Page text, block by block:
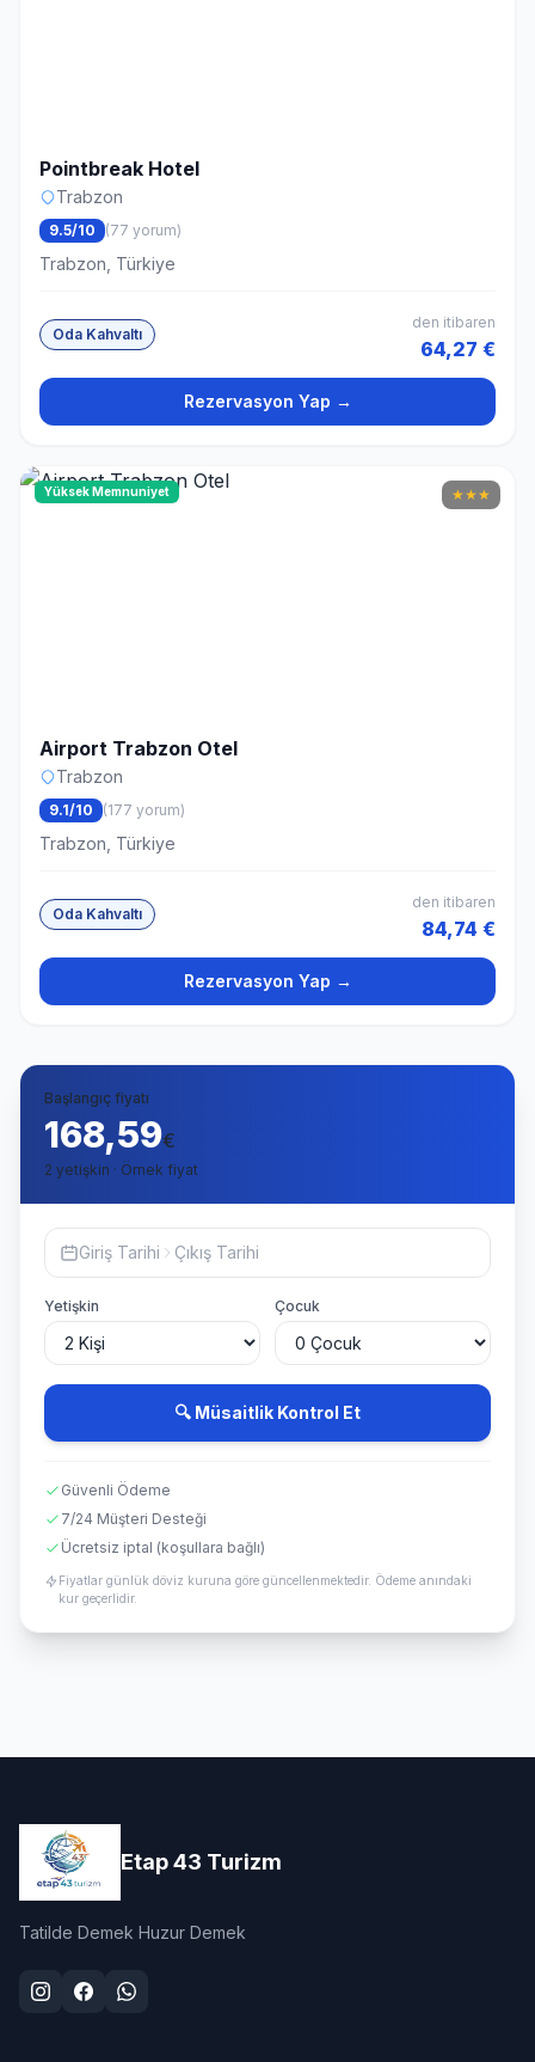
Pointbreak Hotel
Trabzon
9.5/10 (77 yorum)
Trabzon, Türkiye
Oda Kahvaltı
den itibaren
64,27 €
Rezervasyon Yap →
Yüksek Memnuniyet ★★★
Airport Trabzon Otel
Trabzon
9.1/10 (177 yorum)
Trabzon, Türkiye
Oda Kahvaltı
den itibaren
84,74 €
Rezervasyon Yap →
Başlangıç fiyatı
168,59€
2 yetişkin · Örnek fiyat
Giriş Tarihi Çıkış Tarihi
Yetişkin Çocuk
🔍 Müsaitlik Kontrol Et
Güvenli Ödeme
7/24 Müşteri Desteği
Ücretsiz iptal (koşullara bağlı)
Fiyatlar günlük döviz kuruna göre güncellenmektedir. Ödeme anındaki
kur geçerlidir.
Etap 43 Turizm
Tatilde Demek Huzur Demek